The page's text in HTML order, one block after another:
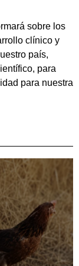
sobre los
clínico y
país,
para
para nuestra